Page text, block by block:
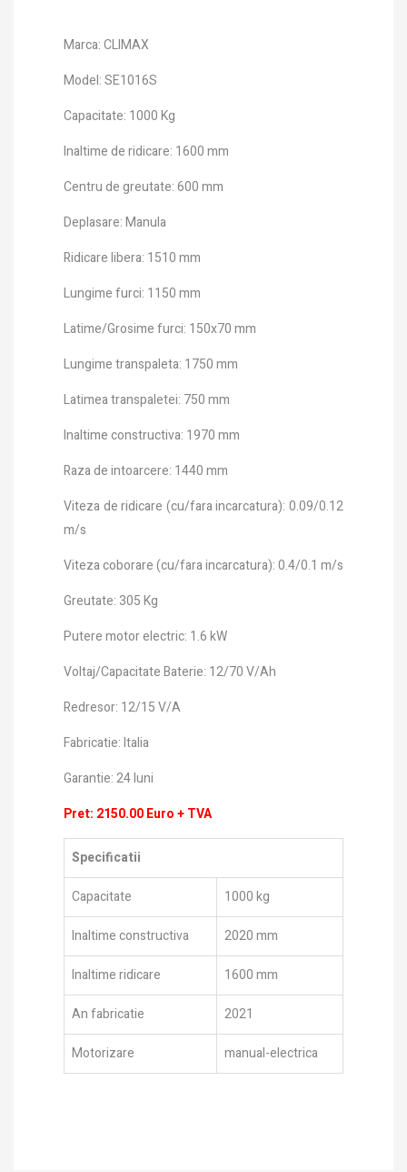
Marca: CLIMAX
Model: SE1016S
Capacitate: 1000 Kg
Inaltime de ridicare: 1600 mm
Centru de greutate: 600 mm
Deplasare: Manula
Ridicare libera: 1510 mm
Lungime furci: 1150 mm
Latime/Grosime furci: 150x70 mm
Lungime transpaleta: 1750 mm
Latimea transpaletei: 750 mm
Inaltime constructiva: 1970 mm
Raza de intoarcere: 1440 mm
Viteza de ridicare (cu/fara incarcatura): 0.09/0.12
m/s
Viteza coborare (cu/fara incarcatura): 0.4/0.1 m/s
Greutate: 305 Kg
Putere motor electric: 1.6 kW
Voltaj/Capacitate Baterie: 12/70 V/Ah
Redresor: 12/15 V/A
Fabricatie: Italia
Garantie: 24 luni
Pret: 2150.00 Euro + TVA
Specificatii
Capacitate 1000 kg
Inaltime constructiva 2020 mm
Inaltime ridicare 1600 mm
An fabricatie 2021
Motorizare manual-electrica